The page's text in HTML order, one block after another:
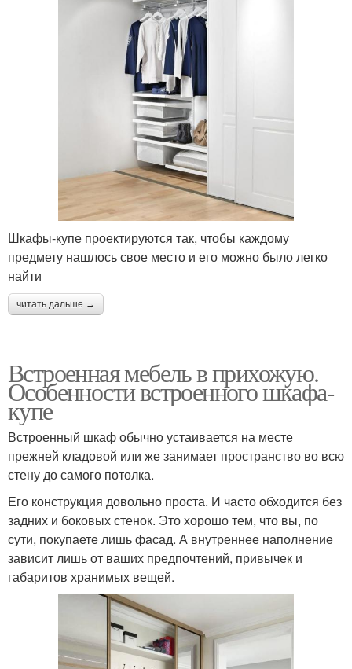
Шкафы-купе проектируются так, чтобы каждому
предмету нашлось свое место и его можно было легко
найти
читать дальше →
Встроенная мебель в прихожую.
Особенности встроенного шкафа-
купе
Встроенный шкаф обычно устаивается на месте
прежней кладовой или же занимает пространство во всю
стену до самого потолка.
Его конструкция довольно проста. И часто обходится без
задних и боковых стенок. Это хорошо тем, что вы, по
сути, покупаете лишь фасад. А внутреннее наполнение
зависит лишь от ваших предпочтений, привычек и
габаритов хранимых вещей.